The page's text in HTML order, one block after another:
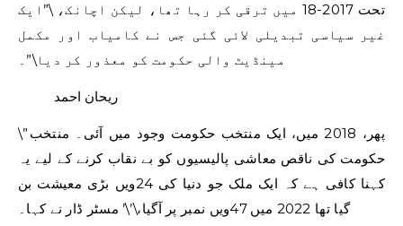
تحت 2017-18 میں ترقی کر رہا تھا، لیکن اچانک، \”ایک
غیر سیاسی تبدیلی لائی گئی جس نے کامیاب اور مکمل
مینڈیٹ والی حکومت کو معذور کر دیا\”۔
ریحان احمد
\”پھر، 2018 میں، ایک منتخب حکومت وجود میں آئی۔ منتخب
حکومت کی ناقص معاشی پالیسیوں کو بے نقاب کرنے کے لیے یہ
کہنا کافی ہے کہ ایک ملک جو دنیا کی 24ویں بڑی معیشت بن
گیا تھا 2022 میں 47ویں نمبر پر آگیا،\’\’ مسٹر ڈار نے کہا۔